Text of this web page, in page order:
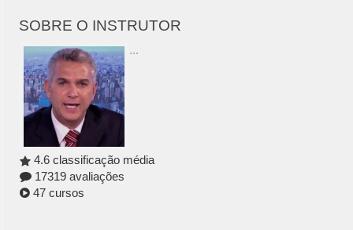
SOBRE O INSTRUTOR
...
4.6 classificação média
17319 avaliações
47 cursos